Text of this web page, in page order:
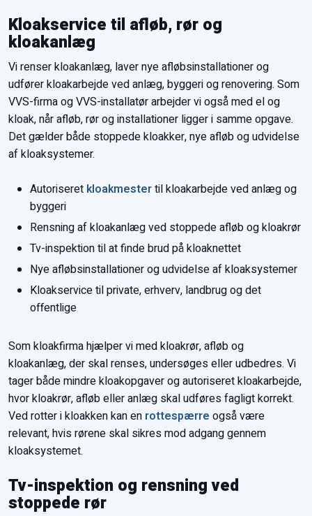
Kloakservice til afløb, rør og
kloakanlæg
Vi renser kloakanlæg, laver nye afløbsinstallationer og
udfører kloakarbejde ved anlæg, byggeri og renovering. Som
VVS-firma og VVS-installatør arbejder vi også med el og
kloak, når afløb, rør og installationer ligger i samme opgave.
Det gælder både stoppede kloakker, nye afløb og udvidelse
af kloaksystemer.
​Autoriseret kloakmestertil kloakarbejde ved anlæg og
byggeri
​Rensning af kloakanlæg ved stoppede afløb og kloakrør
​Tv-inspektion til at finde brud på kloaknettet
​Nye afløbsinstallationer og udvidelse af kloaksystemer
​Kloakservice til private, erhverv, landbrug og det
offentlige
Som kloakfirma hjælper vi med kloakrør, afløb og
kloakanlæg, der skal renses, undersøges eller udbedres. Vi
tager både mindre kloakopgaver og autoriseret kloakarbejde,
hvor kloakrør, afløb eller anlæg skal udføres fagligt korrekt.
Ved rotter i kloakken kan en rottespærre også være
relevant, hvis rørene skal sikres mod adgang gennem
kloaksystemet.
Tv-inspektion og rensning ved
stoppede rør